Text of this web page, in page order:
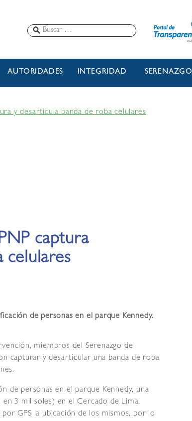
AUTORIDADES INTEGRIDAD SERENAZGO
y desarticula banda de roba celulares
captura
celulares
de personas en el parque Kennedy.
miembros del Serenazgo de
capturar y desarticular una banda de roba
de personas en el parque Kennedy, una
3 mil soles) en el Cercado de Lima.
GPS la ubicación de los mismos, por lo